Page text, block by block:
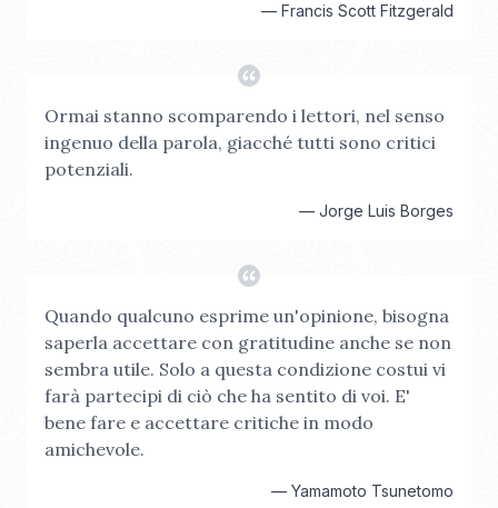
— Francis Scott Fitzgerald
Ormai stanno scomparendo i lettori, nel senso
ingenuo della parola, giacché tutti sono critici
potenziali.
— Jorge Luis Borges
Quando qualcuno esprime un'opinione, bisogna
saperla accettare con gratitudine anche se non
sembra utile. Solo a questa condizione costui vi
farà partecipi di ciò che ha sentito di voi. E'
bene fare e accettare critiche in modo
amichevole.
— Yamamoto Tsunetomo